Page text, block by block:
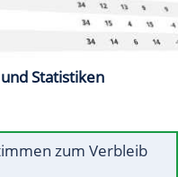
Statistiken
zum Verbleib